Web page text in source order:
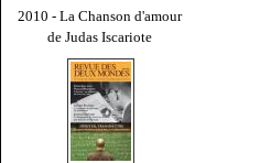
2010 - La Chanson d'amour
de Judas Iscariote